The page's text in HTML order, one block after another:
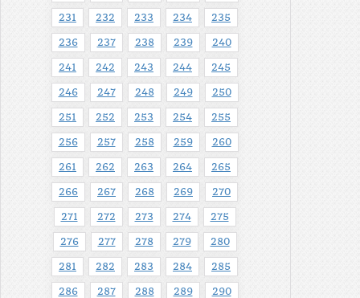
231 232 233 234 235
236 237 238 239 240
241 242 243 244 245
246 247 248 249 250
251 252 253 254 255
256 257 258 259 260
261 262 263 264 265
266 267 268 269 270
271 272 273 274 275
276 277 278 279 280
281 282 283 284 285
286 287 288 289 290